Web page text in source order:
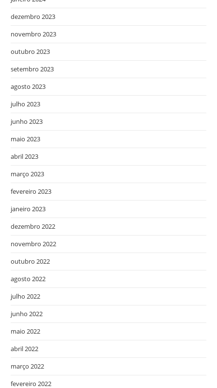
dezembro 2023
novembro 2023
outubro 2023
setembro 2023
agosto 2023
julho 2023
junho 2023
maio 2023
abril 2023
março 2023
fevereiro 2023
janeiro 2023
dezembro 2022
novembro 2022
outubro 2022
agosto 2022
julho 2022
junho 2022
maio 2022
abril 2022
março 2022
fevereiro 2022